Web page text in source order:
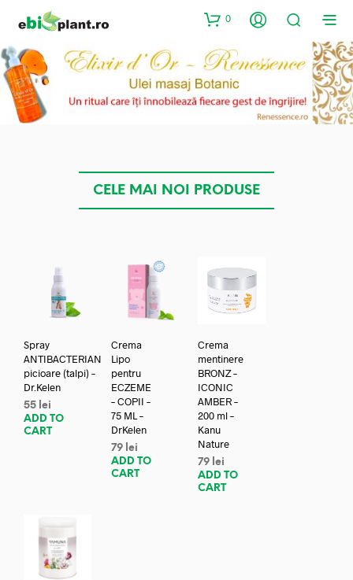
0
CELE MAI NOI PRODUSE
Spray
ANTIBACTERIAN
picioare (talpi) –
Dr.Kelen
55 lei
ADD TO
CART
Crema
Lipo
pentru
ECZEME
– COPII –
75 ML –
DrKelen
79 lei
ADD TO
CART
Crema
mentinere
BRONZ –
ICONIC
AMBER –
200 ml –
Kanu
Nature
79 lei
ADD TO
CART